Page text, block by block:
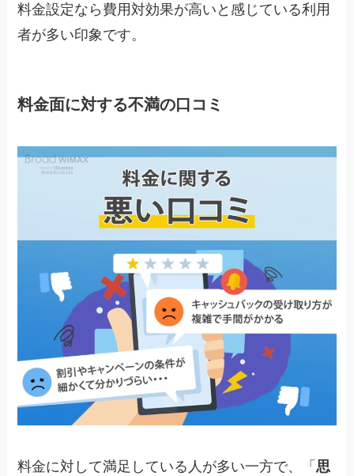
料金設定なら費用対効果が高いと感じている利用
者が多い印象です。
料金面に対する不満の口コミ
料金に対して満足している人が多い一方で、「思